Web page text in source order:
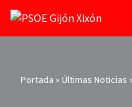
Saltar
Portada » Últimas Noticias »